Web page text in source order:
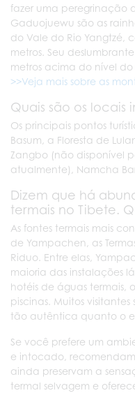
fazer uma peregrinação
Gaduojuewu são as
do Vale do Rio Yangtzé,
metros. Seu
metros acima do nível do
>>Veja mais sobre as
Quais são os locais
Os principais pontos
Basum, a Floresta de
Zangbo (não disponível
atualmente), Namcha
Dizem que há
termais no Tibete.
As fontes termais mais
de Yampachen, as
Riduo. Entre elas,
maioria das instalações
hotéis de águas
piscinas. Muitos
tão autêntica quanto o
Se você prefere um
e intocado,
ainda preservam a
termal selvagem e